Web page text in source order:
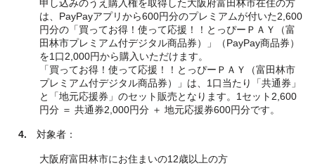
申し込みのうえ購入権を取得した大阪府富田林市在住の方
は、PayPayアプリから600円分のプレミアムが付いた2,600
円分の「買ってお得！使って応援！！とっぴーＰＡＹ（富
田林市プレミアム付デジタル商品券）」（PayPay商品券）
を1口2,000円から購入いただけます。
「買ってお得！使って応援！！とっぴーＰＡＹ（富田林市
プレミアム付デジタル商品券）」は、1口当たり「共通券」
と「地元応援券」のセット販売となります。1セット2,600
円分 ＝ 共通券2,000円分 ＋ 地元応援券600円分です。
4. 対象者：
大阪府富田林市にお住まいの12歳以上の方